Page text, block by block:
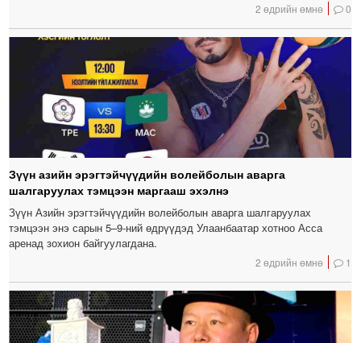
2 өдрийн өмнө 0
Зүүн азийн эрэгтэйчүүдийн волейболын аварга
шалгаруулах тэмцээн маргааш эхэлнэ
Зүүн Азийн эрэгтэйчүүдийн волейболын аварга шалгаруулах
тэмцээн энэ сарын 5–9-ний өдрүүдэд Улаанбаатар хотноо Асса
аренад зохион байгуулагдана.
2 өдрийн өмнө 1